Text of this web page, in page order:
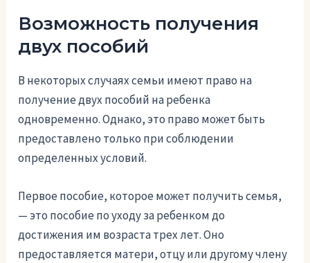
Возможность получения
двух пособий
В некоторых случаях семьи имеют право на
получение двух пособий на ребенка
одновременно. Однако, это право может быть
предоставлено только при соблюдении
определенных условий.
Первое пособие, которое может получить семья,
— это пособие по уходу за ребенком до
достижения им возраста трех лет. Оно
предоставляется матери, отцу или другому члену